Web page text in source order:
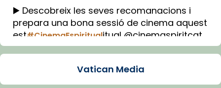
▶️ Descobreix les seves recomanacions i
prepara una bona sessió de cinema aquest
est#CinemaEspiritualitual @cinemaspiritcat
Imatge: Generada amb IA (OpenAI)
Vatican Media